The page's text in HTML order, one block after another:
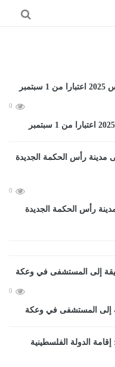
0
0
رأس الحكمة الجديدة
0